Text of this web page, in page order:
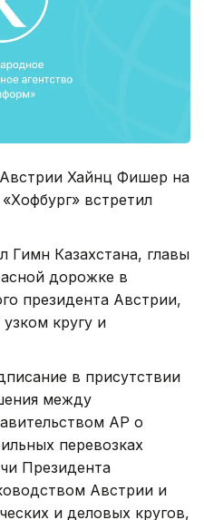
Хайнц Фишер на
встретил
Гимн Казахстана, главы
дорожке в
президента Австрии,
узком кругу и
в присутствии
между
АР о
перевозках
Президента
Австрии и
и деловых кругов,